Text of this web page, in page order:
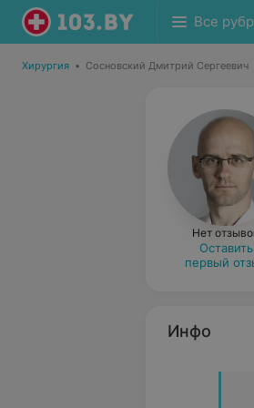
Все
Хирургия • Сосновский Дмитрий Сергеевич
Нет
Оставить
первый
Инфо